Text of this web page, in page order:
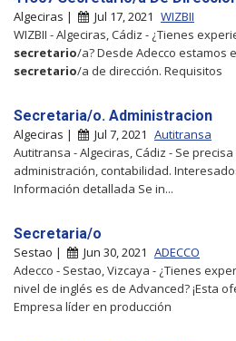
Algeciras | Jul 17, 2021 WIZBII
WIZBII - Algeciras, Cádiz - ¿Tienes
secretario/a? Desde Adecco estamos
secretario/a de dirección. Requisitos
Secretaria/o. Administracion
Algeciras | Jul 7, 2021 Autitransa
Autitransa - Algeciras, Cádiz - Se
administración, contabilidad.
Información detallada Se in...
Secretaria/o
Sestao | Jun 30, 2021 ADECCO
Adecco - Sestao, Vizcaya - ¿Tienes
nivel de inglés es de Advanced? ¡Esta
Empresa líder en producción